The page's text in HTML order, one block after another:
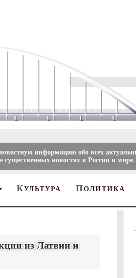
информацию обо всех
существенных новостях в России и мире.
КУЛЬТУРА ПОЛИТИКА
из Латвии и